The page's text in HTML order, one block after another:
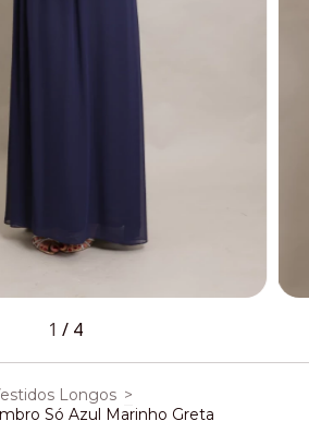
1 / 4
Longos >
Só Azul Marinho Greta